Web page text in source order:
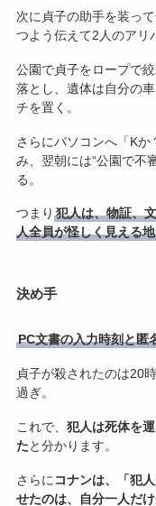
次に貞子の助手を装っ
つよう伝えて2人のアリ
公園で貞子をロープで
落とし、遺体は自分の
チを置く。
さらにパソコンへ「K
み、翌朝には“公園で不
る。
つまり 犯人は、物証、
人全員が怪しく見える
決め手
PC文書の入力時刻と匿
貞子が殺されたのは20
過ぎ。
これで、 犯人は死体を
たと分かります。
さらに コナンは、「犯
せたのは、自分一人だ